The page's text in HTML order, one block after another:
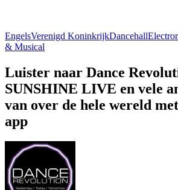
EngelsVerenigd KoninkrijkDancehall
& Musical
Luister naar Dance
SUNSHINE LIVE en vele
van over de hele wereld
app